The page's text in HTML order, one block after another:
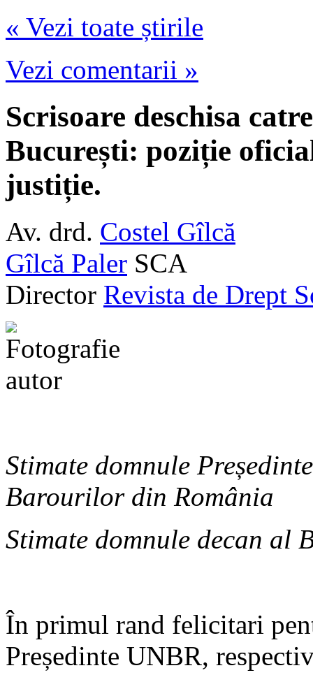
« Vezi toate știrile
Vezi comentarii »
Scrisoare deschisa
București: poziție
justiție.
Av. drd. Costel Gîlcă
Gîlcă Paler SCA
Director Revista de Drept
Stimate domnule
Barourilor din România
Stimate domnule decan al
În primul rand felicitari
Președinte UNBR,